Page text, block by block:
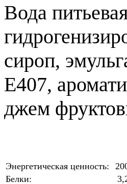
Вода
сироп,
Е407,
джем
Энергетическая ценность:
Белки: